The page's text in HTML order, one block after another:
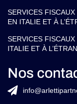
SERVICES
EN ITALIE ET À
SERVICES
ITALIE ET À
Nos